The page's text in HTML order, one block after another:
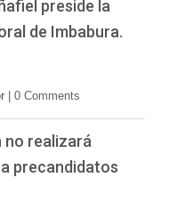
preside la
de Imbabura.
0 Comments
no realizará
precandidatos